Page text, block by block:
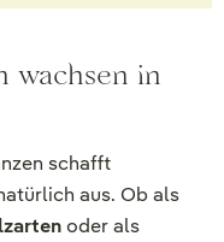
wachsen in
schafft
aus. Ob als
oder als